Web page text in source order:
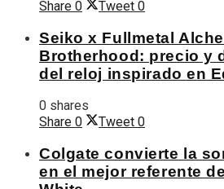
Share 0 Tweet 0
Seiko x Fullmetal
Brotherhood: precio y
del reloj inspirado en
0 shares
Share 0 Tweet 0
Colgate convierte la
en el mejor referente